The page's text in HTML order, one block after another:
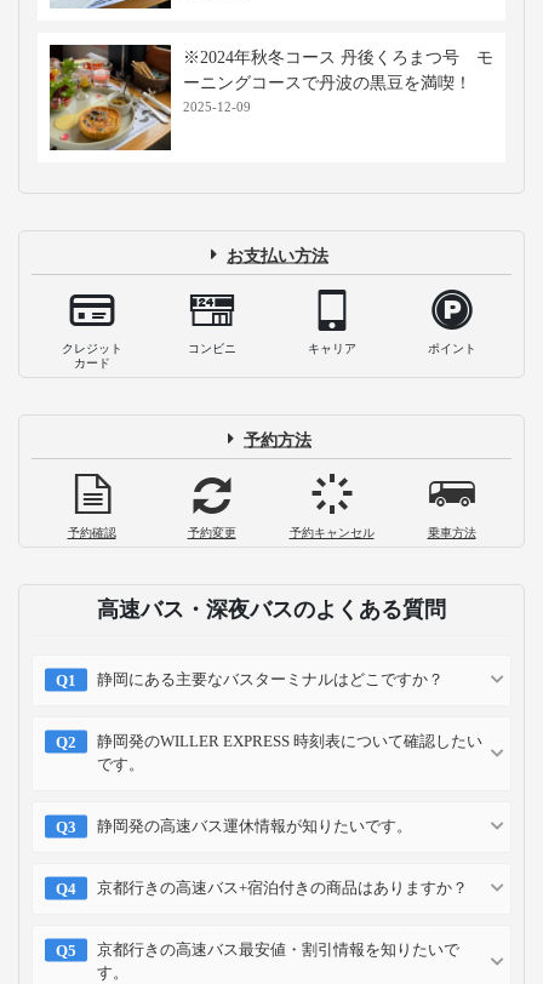
※2024年秋冬コース 丹後くろまつ号 モ
ーニングコースで丹波の黒豆を満喫！
2025-12-09
お支払い方法
クレジット
カード
コンビニ キャリア ポイント
予約方法
予約確認 予約変更 予約キャンセル 乗車方法
高速バス・深夜バスのよくある質問
静岡にある主要なバスターミナルはどこですか？
静岡発のWILLER EXPRESS 時刻表について確認したい
です。
静岡発の高速バス運休情報が知りたいです。
京都行きの高速バス+宿泊付きの商品はありますか？
京都行きの高速バス最安値・割引情報を知りたいで
す。